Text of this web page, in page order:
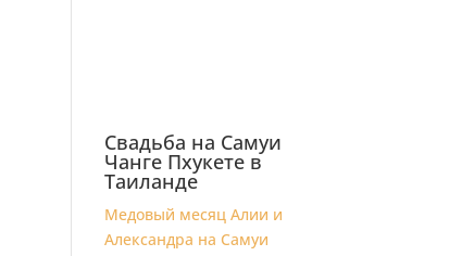
Свадьба на Самуи
Чанге Пхукете в
Таиланде
Медовый месяц Алии и
Александра на Самуи